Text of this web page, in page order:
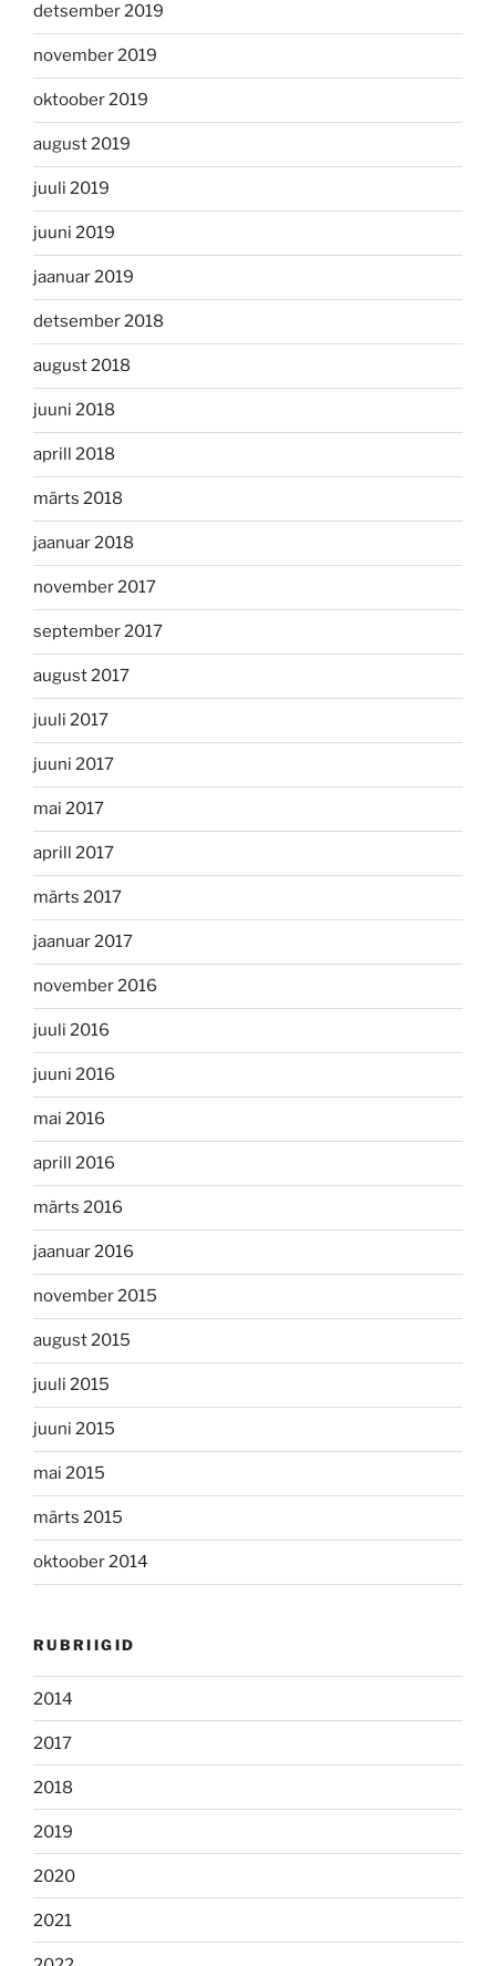
detsember 2019
november 2019
oktoober 2019
august 2019
juuli 2019
juuni 2019
jaanuar 2019
detsember 2018
august 2018
juuni 2018
aprill 2018
märts 2018
jaanuar 2018
november 2017
september 2017
august 2017
juuli 2017
juuni 2017
mai 2017
aprill 2017
märts 2017
jaanuar 2017
november 2016
juuli 2016
juuni 2016
mai 2016
aprill 2016
märts 2016
jaanuar 2016
november 2015
august 2015
juuli 2015
juuni 2015
mai 2015
märts 2015
oktoober 2014
RUBRIIGID
2014
2017
2018
2019
2020
2021